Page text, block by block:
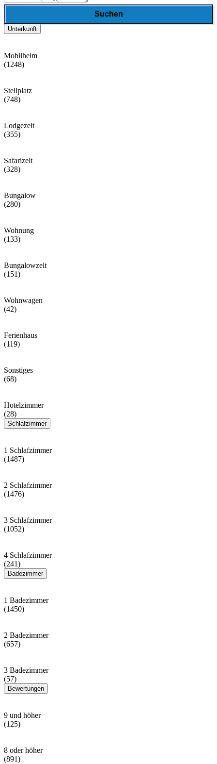
Suchen
Unterkunft
Mobilheim
(1248)
Stellplatz
(748)
Lodgezelt
(355)
Safarizelt
(328)
Bungalow
(280)
Wohnung
(133)
Bungalowzelt
(151)
Wohnwagen
(42)
Ferienhaus
(119)
Sonstiges
(68)
Hotelzimmer
(28)
Schlafzimmer
1 Schlafzimmer
(1487)
2 Schlafzimmer
(1476)
3 Schlafzimmer
(1052)
4 Schlafzimmer
(241)
Badezimmer
1 Badezimmer
(1450)
2 Badezimmer
(657)
3 Badezimmer
(57)
Bewertungen
9 und höher
(125)
8 oder höher
(891)